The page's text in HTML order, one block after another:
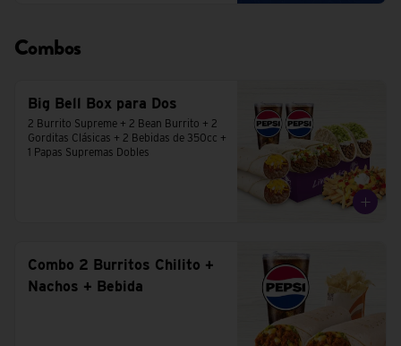
Combos
Big Bell Box para Dos
2 Burrito Supreme + 2 Bean Burrito + 2
Gorditas Clásicas + 2 Bebidas de 350cc +
1 Papas Supremas Dobles
Combo 2 Burritos Chilito +
Nachos + Bebida